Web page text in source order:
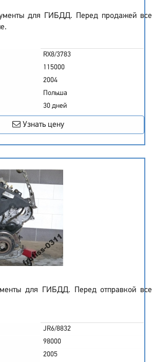
для ГИБДД. Перед продажей все
RX8/3783
115000
2004
Польша
30 дней
Узнать цену
для ГИБДД. Перед отправкой все
JR6/8832
98000
2005